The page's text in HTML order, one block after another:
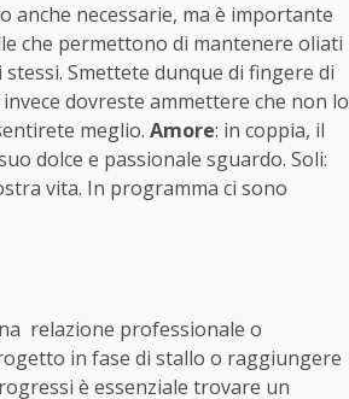
anche necessarie, ma è importante
che permettono di mantenere oliati
Smettete dunque di fingere di
dovreste ammettere che non lo
meglio. Amore: in coppia, il
dolce e passionale sguardo. Soli:
vita. In programma ci sono
relazione professionale o
in fase di stallo o raggiungere
è essenziale trovare un